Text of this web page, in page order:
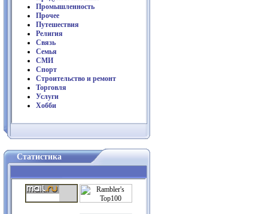
Промышленность
Прочее
Путешествия
Религия
Связь
Семья
СМИ
Спорт
Строительство и ремонт
Торговля
Услуги
Хобби
Статистика